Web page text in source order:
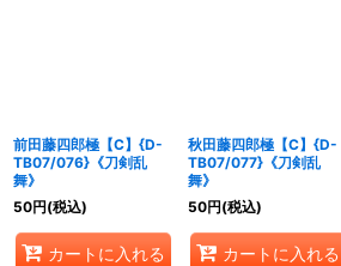
前田藤四郎極【C】{D-
TB07/076}《刀剣乱
舞》
50円(税込)
カートに入れる
秋田藤四郎極【C】{D-
TB07/077}《刀剣乱
舞》
50円(税込)
カートに入れる